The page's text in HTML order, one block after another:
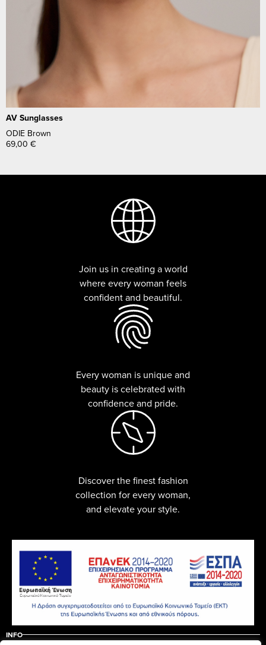
AV Sunglasses
ODIE Brown
69,00 €
Join us in creating a world
where every woman feels
confident and beautiful.
Every woman is unique and
beauty is celebrated with
confidence and pride.
Discover the finest fashion
collection for every woman,
and elevate your style.
INFO